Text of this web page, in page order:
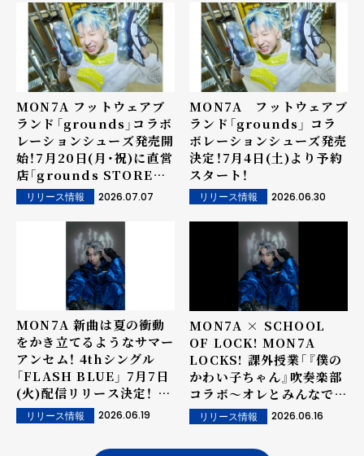
MON7A フットウェアブ
ランド「grounds」コラボ
レーションシューズ発売開
始！7月20日(月・祝)に直営
店「grounds STORE
004」にてMON7Aが1日
店長を務める イベントを
リリース情報 2026.07.07
MON7A フットウェアブ
ランド「grounds」 コラ
ボレーションシューズ発売
決定！7月4日(土)より予約
スタート！
リリース情報 2026.06.30
MON7A 新曲は夏の衝動
をかき立てるようなサマー
アンセム！ 4thシングル
「FLASH BLUE」 7月7日
(火)配信リリース決定！ ジ
ャケット写真公開！
リリース情報 2026.06.19
MON7A × SCHOOL
OF LOCK! MON7A
LOCKS! 課外授業「『僕の
かわい子ちゃん』吹奏楽部
コラボ〜オレとみんなでア
ンサンブル♪〜」プロ演奏
者による壮大で感動的な参
考音源公開！
リリース情報 2026.06.16